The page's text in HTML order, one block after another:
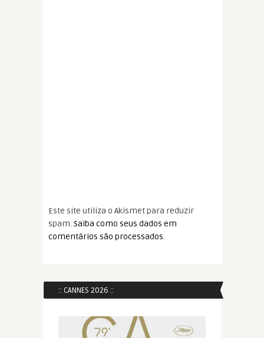
Este site utiliza o Akismet para reduzir
spam. Saiba como seus dados em
comentários são processados.
:: CANNES 2026 ::